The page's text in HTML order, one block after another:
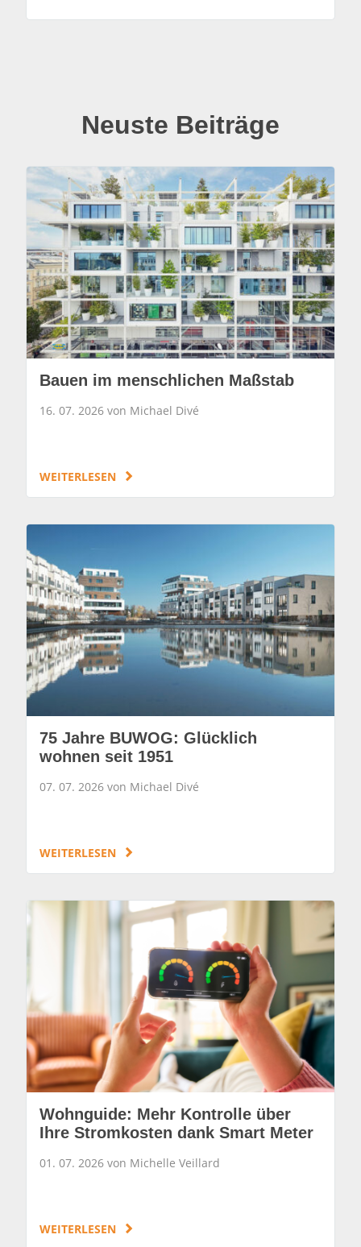
Neuste Beiträge
Bauen im menschlichen Maßstab
16. 07. 2026 von Michael Divé
WEITERLESEN
75 Jahre BUWOG: Glücklich
wohnen seit 1951
07. 07. 2026 von Michael Divé
WEITERLESEN
Wohnguide: Mehr Kontrolle über
Ihre Stromkosten dank Smart Meter
01. 07. 2026 von Michelle Veillard
WEITERLESEN